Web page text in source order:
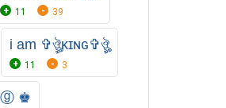
11 39
i am ✞ঔৣκɪɴɢ✞ঔৣ
11 3
♚